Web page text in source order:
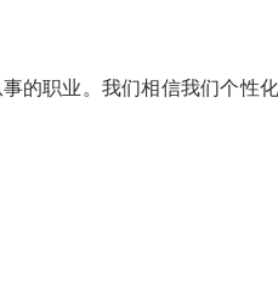
的职业。我们相信我们个性